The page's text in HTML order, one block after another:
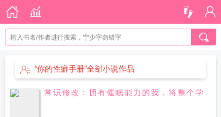
“你的性癖手册”全部小说作品
常识修改：拥有催眠能力的我，将整个学
...